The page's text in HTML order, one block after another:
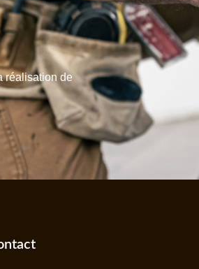
réalisation de